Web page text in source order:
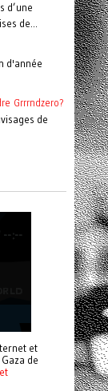
d’une
de...
d'année
Grrrndzero?
de
et
de